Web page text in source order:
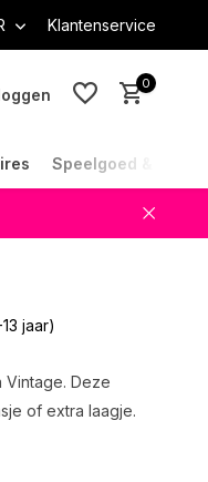
Klantenservice
0
Speelgoed &
jaar)
Vintage. Deze
of extra laagje.